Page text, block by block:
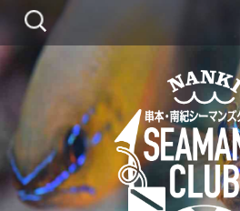
検
索:
コ
ン
ツ
に